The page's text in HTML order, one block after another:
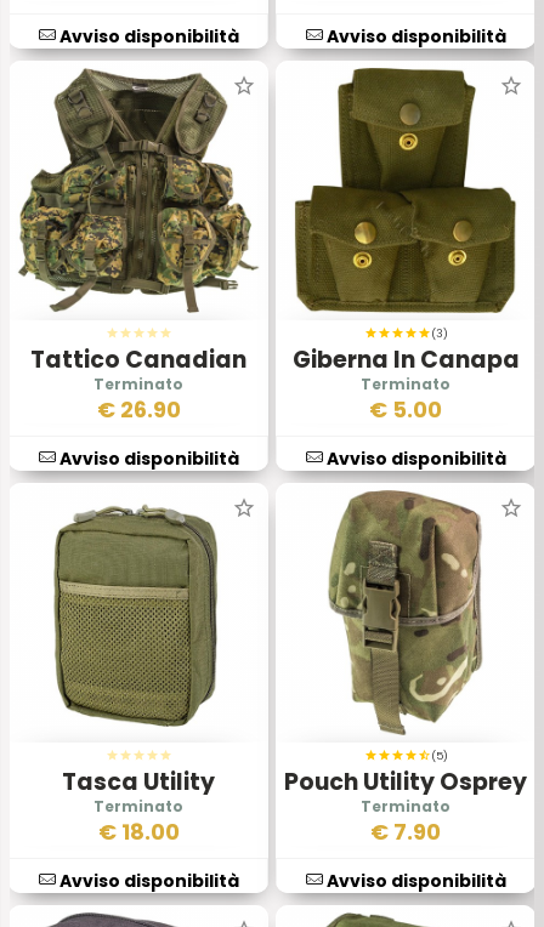
Avviso disponibilità Avviso disponibilità
Tattico Canadian
Light 98 Marpat
€ 26.90
Avviso disponibilità
(3)
Giberna In Canapa
€ 5.00
Avviso disponibilità
Tasca Utility
Ripstop Verde
€ 18.00
Avviso disponibilità
(5)
Pouch Utility Osprey
MkIVA
€ 7.90
Avviso disponibilità